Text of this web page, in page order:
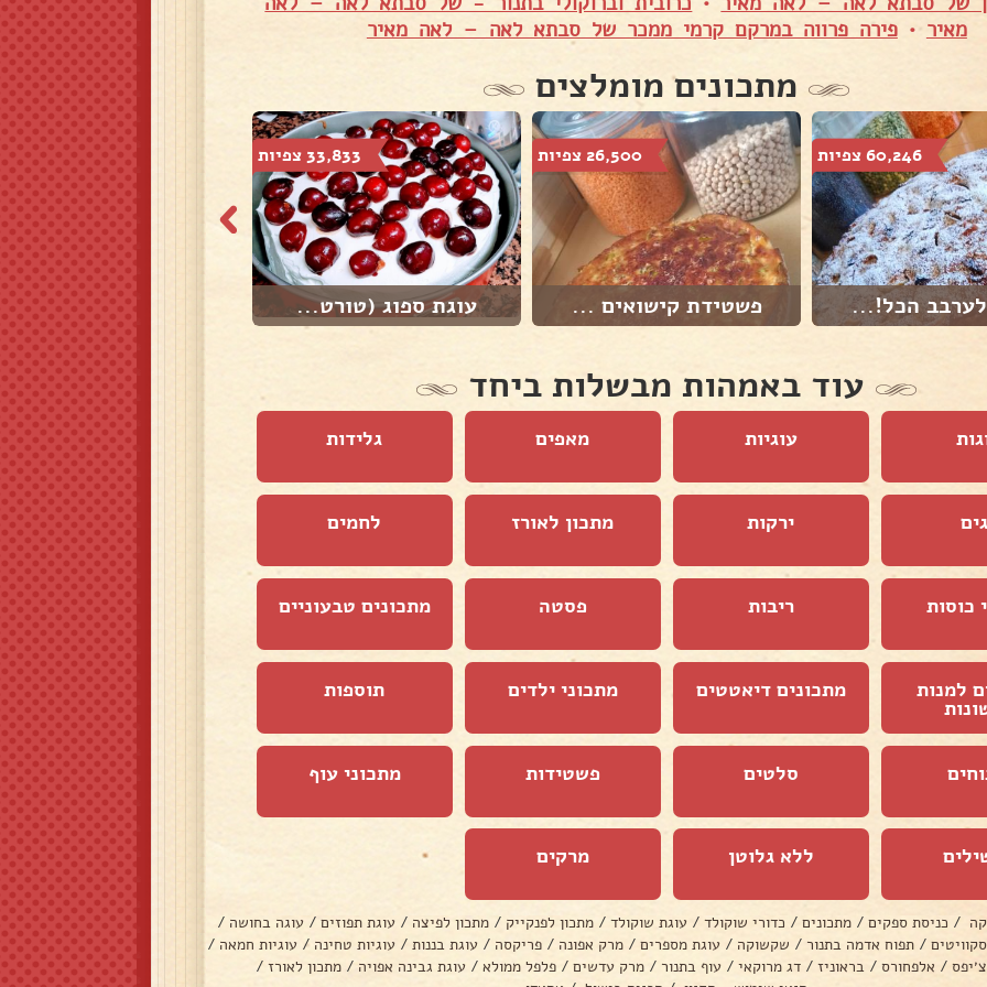
מאיר •פירה פרווה במרקם קרמי ממכר של סבתא לאה – לאה מאיר
מתכונים מומלצים
60,246 צפיות
הכל!...
26,500 צפיות
פשטידת קישואים ...
33,833 צפיות
עוגת ספוג (טורט...
עוד באמהות מבשלות ביחד
עוגיות מאפים גלידות
ירקות מתכון לאורז לחמים
כוסות ריבות פסטה מתכונים טבעוניים
למנות מתכונים דיאטטים מתכוני ילדים תוספות
סלטים פשטידות מתכוני עוף
ללא גלוטן מרקים
/ כניסת ספקים / מתכונים / כדורי שוקולד / עוגת שוקולד / מתכון לפנקייק / מתכון לפיצה / עוגת תפוזים / עוגה בחושה /
/ תפוח אדמה בתנור / שקשוקה / עוגת מספרים / מרק אפונה / פריקסה / עוגת בננות / עוגיות טחינה / עוגיות חמאה /
/ אלפחורס / בראוניז / דג מרוקאי / עוף בתנור / מרק עדשים / פלפל ממולא / עוגת גבינה אפויה / מתכון לאורז /